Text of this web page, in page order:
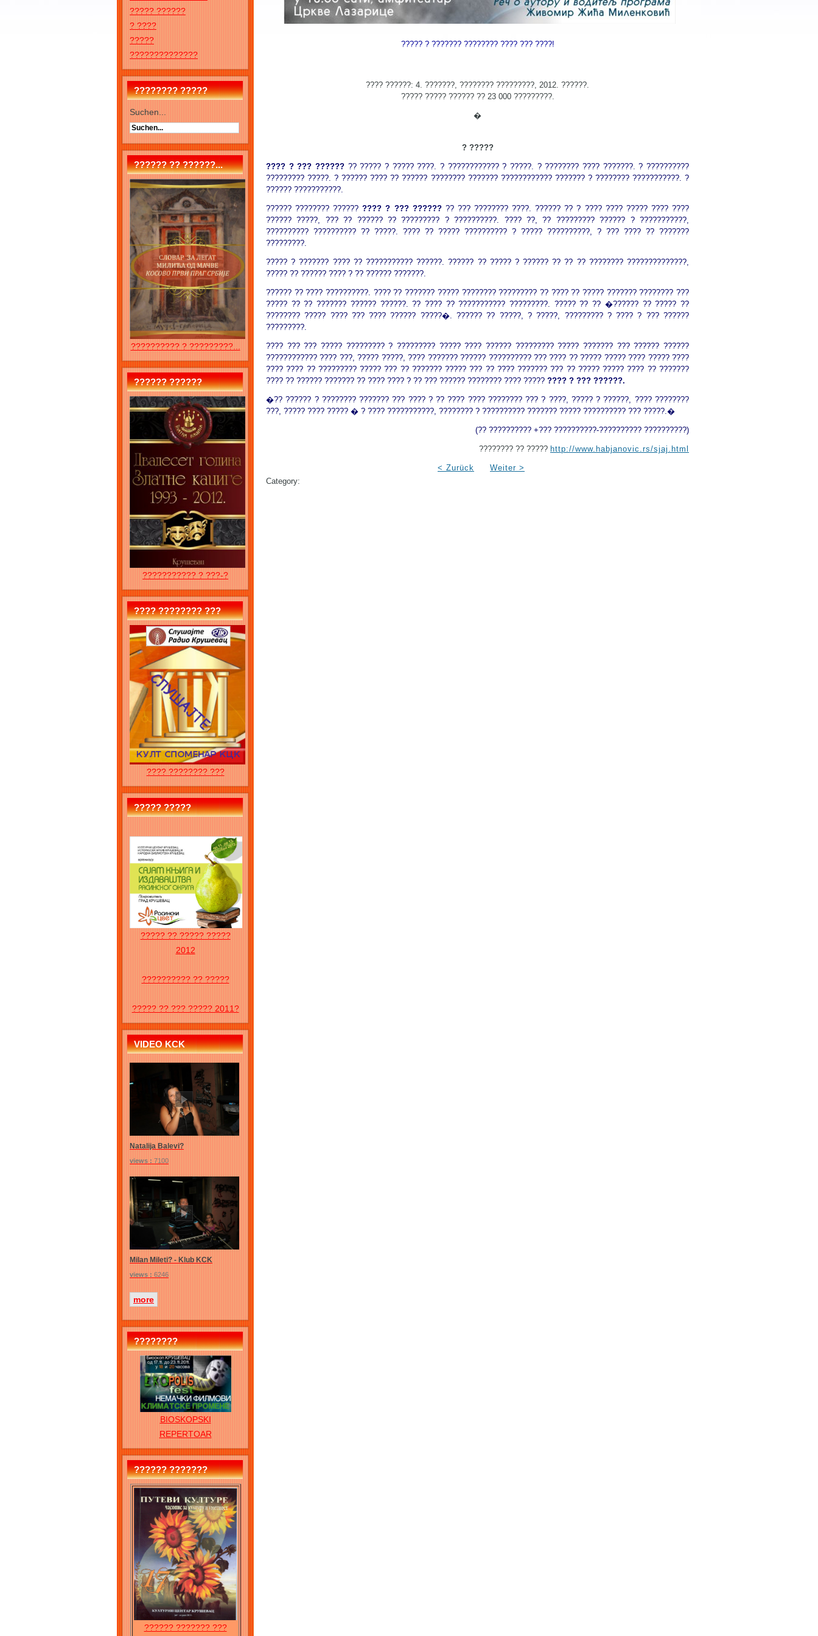
????? ??????
? ????
?????
??????????????
???????? ?????
Suchen...
?????? ?? ??????...
?????????? ? ?????????...
?????? ??????
??????????? ? ???-?
???? ???????? ???
???? ???????? ???
????? ?????
????? ?? ????? ?????
2012
?????????? ?? ?????
????? ?? ??? ????? 2011?
VIDEO KCK
Natalija Balevi?
views : 7100
Milan Mileti? - Klub KCK
views : 6246
more
????????
BIOSKOPSKI
REPERTOAR
?????? ???????
?????? ??????? ???
????? ? ??????? ???????? ???? ??? ????!
???? ??????: 4. ???????, ???????? ?????????, 2012. ??????.
????? ????? ?????? ?? 23 000 ?????????.
�
? ?????
???? ? ??? ?????? ?? ????? ? ????? ????. ? ???????????? ? ?????. ? ???????? ???? ???????. ? ??????????
????????? ?????. ? ?????? ???? ?? ?????? ???????? ??????? ???????????? ??????? ? ???????? ???????????. ?
?????? ???????????.
?????? ???????? ?????????? ? ??? ?????? ?? ??? ???????? ????. ?????? ?? ? ???? ???? ????? ???? ????
?????? ?????, ??? ?? ?????? ?? ????????? ? ??????????. ???? ??, ?? ????????? ?????? ? ???????????,
?????????? ?????????? ?? ?????. ???? ?? ????? ?????????? ? ????? ??????????, ? ??? ???? ?? ???????
?????????.
????? ? ??????? ???? ?? ??????????? ??????. ?????? ?? ????? ? ?????? ?? ?? ?? ???????? ??????????????,
????? ?? ?????? ???? ? ?? ?????? ???????.
?????? ?? ???? ??????????. ???? ?? ??????? ????? ???????? ????????? ?? ???? ?? ????? ??????? ???????? ???
????? ?? ?? ??????? ?????? ??????. ?? ???? ?? ??????????? ?????????. ????? ?? ?? �?????? ?? ????? ??
???????? ????? ???? ??? ???? ?????? ?????�. ?????? ?? ?????, ? ?????, ????????? ? ???? ? ??? ??????
?????????.
???? ??? ??? ????? ????????? ? ????????? ????? ???? ?????? ????????? ????? ??????? ??? ?????? ??????
???????????? ???? ???, ????? ?????, ???? ??????? ?????? ?????????? ??? ???? ?? ????? ????? ???? ????? ????
???? ???? ?? ????????? ????? ??? ?? ??????? ????? ??? ?? ???? ??????? ??? ?? ????? ????? ???? ?? ???????
???? ?? ?????? ??????? ?? ???? ???? ? ?? ??? ?????? ???????? ???? ????? ???? ? ??? ??????.
�?? ?????? ? ???????? ??????? ??? ???? ? ?? ???? ???? ???????? ??? ? ????, ????? ? ??????, ???? ????????
???, ????? ???? ????? � ? ???? ???????????, ???????? ? ?????????? ??????? ????? ?????????? ??? ?????.�
(?? ?????????? +??? ??????????-?????????? ??????????)
???????? ?? ????? http://www.habjanovic.rs/sjaj.html
< Zurück
Weiter >
Category: